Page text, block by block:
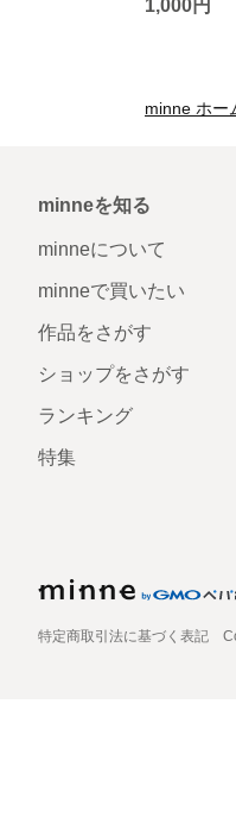
1,000円
minne ホー
minneを知る
minneについて
minneで買いたい
作品をさがす
ショップをさがす
ランキング
特集
特定商取引法に基づく表記